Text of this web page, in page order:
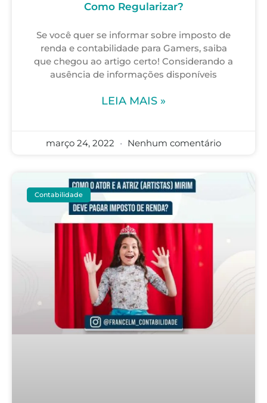
Como Regularizar?
Se você quer se informar sobre imposto de
renda e contabilidade para Gamers, saiba
que chegou ao artigo certo! Considerando a
ausência de informações disponíveis
LEIA MAIS »
março 24, 2022 Nenhum comentário
Contabilidade